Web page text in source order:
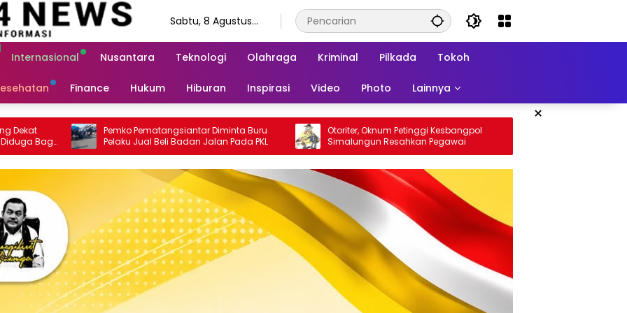
Sabtu, 8 Agustus
Internasional Nusantara Teknologi Olahraga Kriminal Pilkada Tokoh
Finance Hukum Hiburan Inspirasi Video Photo Lainnya
×
Diminta Buru
Badan Jalan Pada PKL
Otoriter, Oknum Petinggi Kesbangpol
Simalungun Resahkan Pegawai
Penumpang Bus Meninggal Mendadak
di Pintu Tol Sinaksak, Polsek Dolok Batu
Nanggar Gerak Cepat Olah TKP